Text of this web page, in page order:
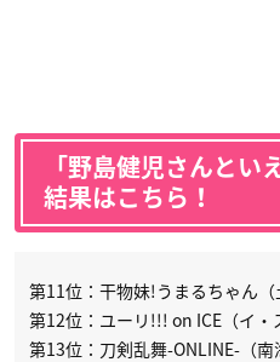
「野島健児さんとい
結果はこちら！
第11位：干物妹!うまるちゃん
第12位：ユーリ!!! on ICE（イ・
第13位：刀剣乱舞-ONLINE-（